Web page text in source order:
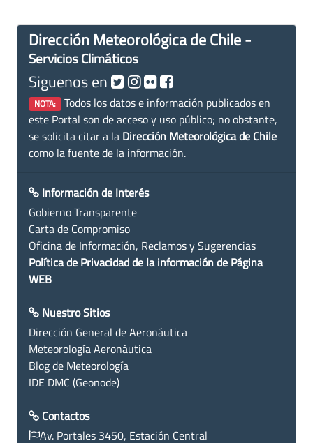
Dirección Meteorológica de Chile -
Servicios Climáticos
Siguenos en
NOTA: Todos los datos e información publicados en
este Portal son de acceso y uso público; no obstante,
se solicita citar a la Dirección Meteorológica de Chile
como la fuente de la información.
Información de Interés
Gobierno Transparente
Carta de Compromiso
Oficina de Información, Reclamos y Sugerencias
Política de Privacidad de la información de Página
WEB
Nuestro Sitios
Dirección General de Aeronáutica
Meteorología Aeronáutica
Blog de Meteorología
IDE DMC (Geonode)
Contactos
Av. Portales 3450, Estación Central